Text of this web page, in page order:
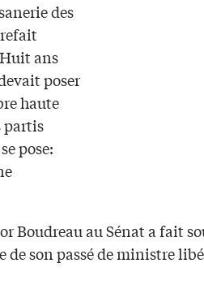
des
ans
poser
haute
partis
pose:
Boudreau au Sénat a fait
de son passé de ministre